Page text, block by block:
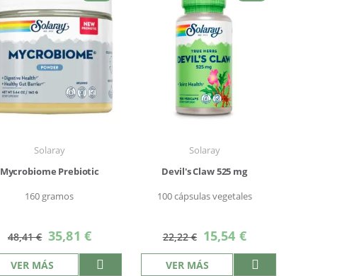
Solaray
Mycrobiome Prebiotic
160 gramos
48,41 € Precio
especial
35,81 €
VER MÁS
Solaray
Devil's Claw 525 mg
100 cápsulas vegetales
22,22 € Precio
especial
15,54 €
VER MÁS